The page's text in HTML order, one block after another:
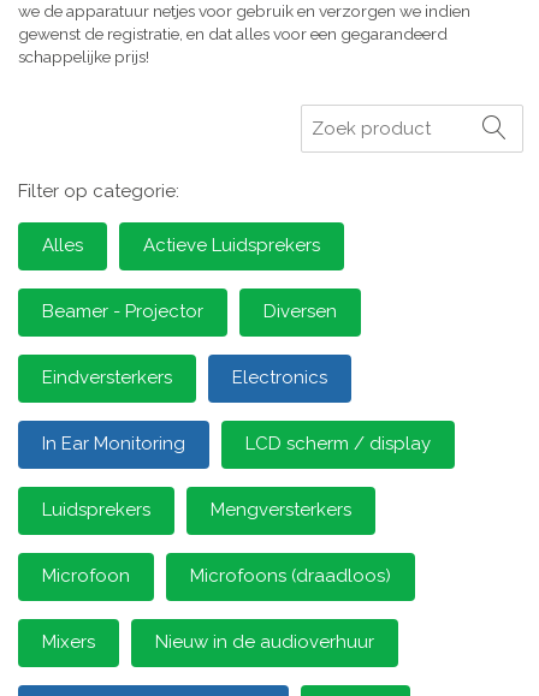
we de apparatuur netjes voor gebruik en verzorgen we indien
gewenst de registratie, en dat alles voor een gegarandeerd
schappelijke prijs!
Zoeken
Filter op categorie:
Alles Actieve Luidsprekers
Beamer - Projector Diversen
Eindversterkers Electronics
In Ear Monitoring LCD scherm / display
Luidsprekers Mengversterkers
Microfoon Microfoons (draadloos)
Mixers Nieuw in de audioverhuur